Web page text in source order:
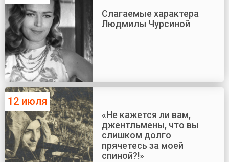
Слагаемые характера
Людмилы Чурсиной
12 июля
«Не кажется ли вам,
джентльмены, что вы
слишком долго
прячетесь за моей
спиной?!»